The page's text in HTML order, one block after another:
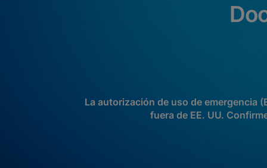
La autorización de uso de emergencia
fuera de EE. UU.